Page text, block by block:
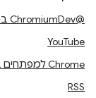
@ChromiumDev ב-X
YouTube
Chrome למפתחים ב-LinkedIn
RSS